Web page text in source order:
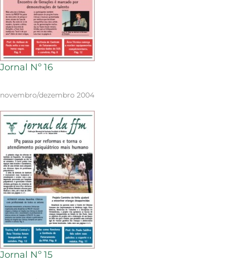
Jornal Nº 16
novembro/dezembro 2004
Jornal Nº 15